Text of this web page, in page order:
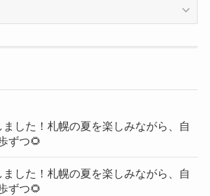
した！札幌の夏を楽しみながら、自
ずつ🌻
した！札幌の夏を楽しみながら、自
ずつ🌻